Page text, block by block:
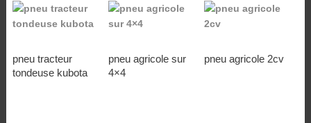
pneu tracteur
tondeuse kubota
pneu agricole sur
4×4
pneu agricole 2cv